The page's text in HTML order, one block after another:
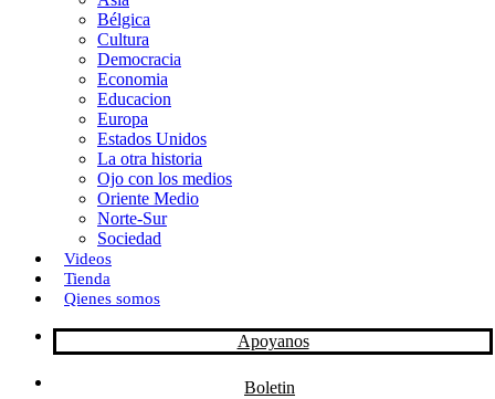
i
r
Bélgica
Cultura
Democracia
Economia
Educacion
Europa
Estados Unidos
La otra historia
Ojo con los medios
Oriente Medio
Norte-Sur
Sociedad
Videos
Tienda
Qienes somos
Apoyanos
Boletin